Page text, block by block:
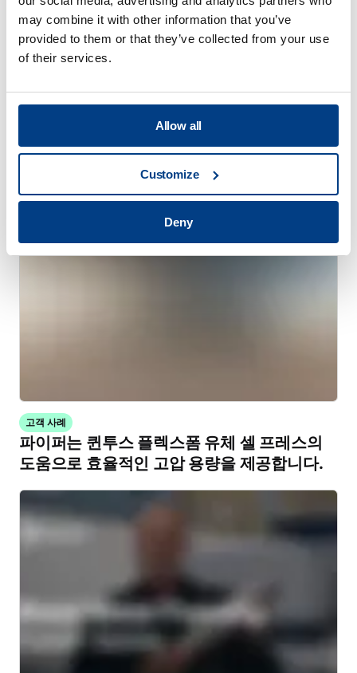
may combine it with other information that you’ve
provided to them or that they’ve collected from your use
of their services.
Allow all
Customize
Deny
퀸터스는 트레스타 레이저의 시장 확대와 생
산성 향상을 지원합니다.
고객 사례
파이퍼는 퀸투스 플렉스폼 유체 셀 프레스의
도움으로 효율적인 고압 용량을 제공합니다.